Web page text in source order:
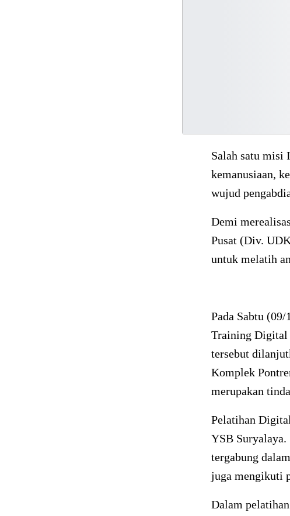
Salah satu misi
kemanusiaan,
wujud
Demi
Pusat (Div.
untuk melatih
Pada Sabtu
Training Digital
tersebut
Komplek
merupakan
Pelatihan
YSB
tergabung
juga mengikuti
Dalam